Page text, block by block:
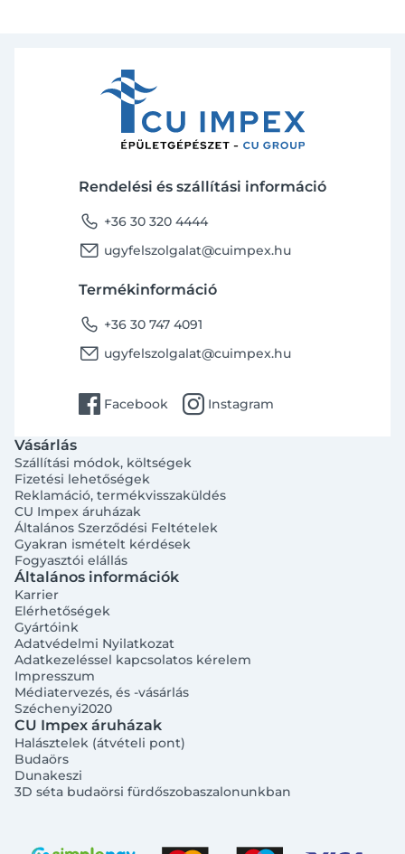
Rendelési és szállítási információ
phone +36 30 320 4444
email ugyfelszolgalat@cuimpex.hu
Termékinformáció
phone +36 30 747 4091
email ugyfelszolgalat@cuimpex.hu
facebook Facebook instagram Instagram
Vásárlás
Szállítási módok, költségek
Fizetési lehetőségek
Reklamáció, termékvisszaküldés
CU Impex áruházak
Általános Szerződési Feltételek
Gyakran ismételt kérdések
Fogyasztói elállás
Általános információk
Karrier
Elérhetőségek
Gyártóink
Adatvédelmi Nyilatkozat
Adatkezeléssel kapcsolatos kérelem
Impresszum
Médiatervezés, és -vásárlás
Széchenyi2020
CU Impex áruházak
Halásztelek (átvételi pont)
Budaörs
Dunakeszi
3D séta budaörsi fürdőszobaszalonunkban